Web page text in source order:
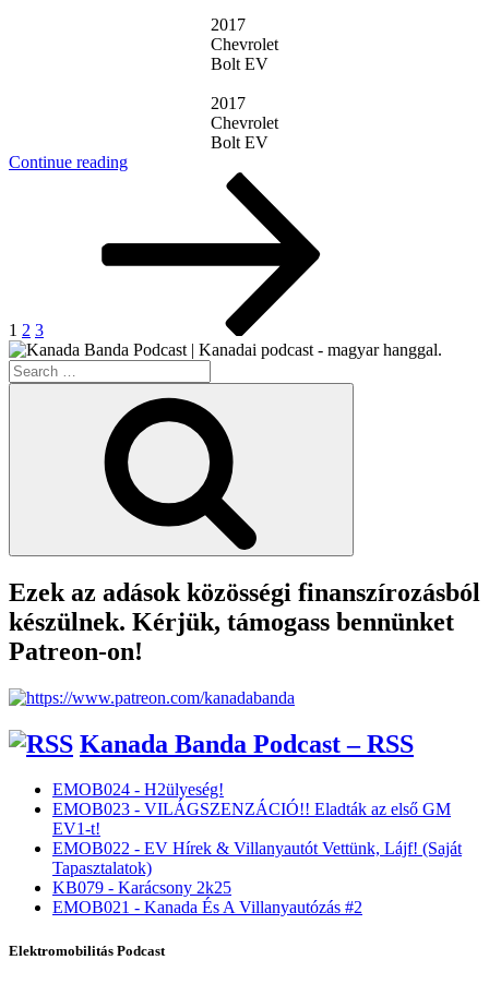
2017
Chevrolet
Bolt EV
2017
Chevrolet
Bolt EV
Continue reading“FV002
Kanadában”
1 2 3
Search
for:
Ezek az adások közösségi finanszírozásból
készülnek. Kérjük, támogass bennünket
Patreon-on!
Kanada Banda Podcast – RSS
EMOB024 - H2ülyeség!
EMOB023 - VILÁGSZENZÁCIÓ!! Eladták az első GM
EV1-t!
EMOB022 - EV Hírek & Villanyautót Vettünk, Lájf! (Saját
Tapasztalatok)
KB079 - Karácsony 2k25
EMOB021 - Kanada És A Villanyautózás #2
Elektromobilitás Podcast